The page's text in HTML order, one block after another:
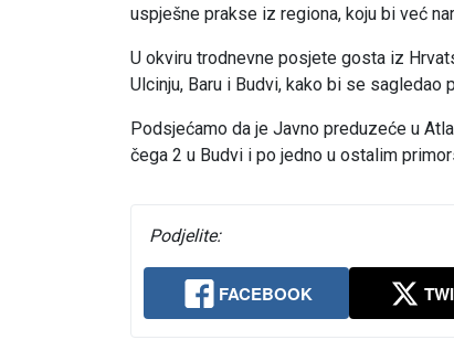
uspješne prakse iz regiona, koju bi već
U okviru trodnevne posjete gosta iz
Ulcinju, Baru i Budvi, kako bi se
Podsjećamo da je Javno preduzeće u
čega 2 u Budvi i po jedno u ostalim
Podjelite:
FACEBOOK